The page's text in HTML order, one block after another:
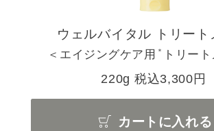
ウェルバイタル トリート
＜エイジングケア用 ＊ トリー
220g 税込3,300円
カートに入れる